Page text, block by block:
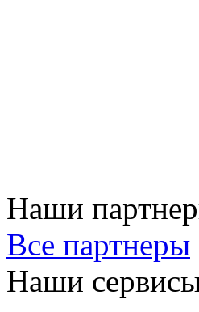
Наши
Все партнеры
Наши